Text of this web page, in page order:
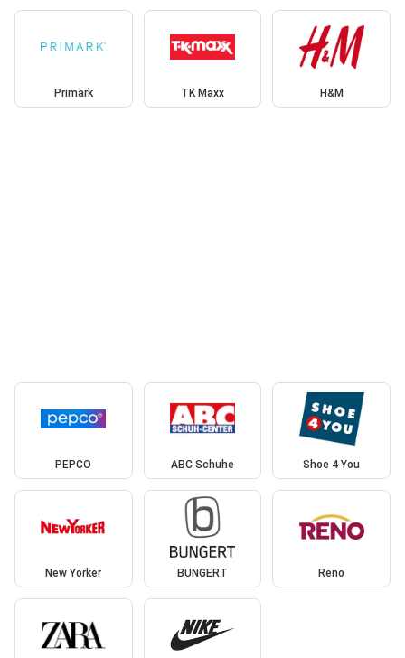
Primark TK Maxx H&M
PEPCO ABC Schuhe Shoe 4 You
New Yorker BUNGERT Reno